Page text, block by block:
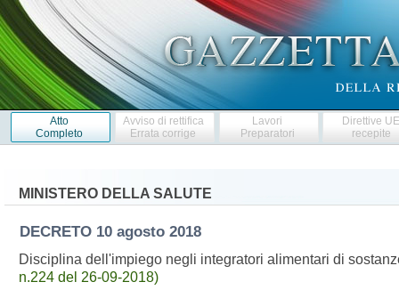
Atto
Completo
Avviso di rettifica
Errata corrige
Lavori
Preparatori
Direttive
recepite
MINISTERO DELLA SALUTE
DECRETO 10 agosto 2018
Disciplina dell'impiego negli integratori alimentari di
n.224 del 26-09-2018)